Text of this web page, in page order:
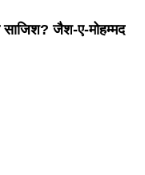
साजिश? जैश-ए-मोहम्मद